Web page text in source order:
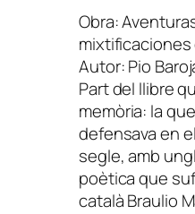
Obra:
mixtificaciones
Autor: Pio
Part del llibre
memòria: la
defensava en
segle, amb
poètica que
català Braulio